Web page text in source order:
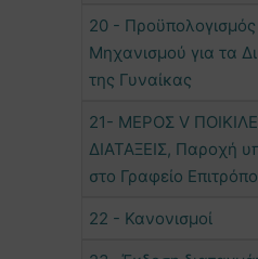
20 - Προϋπολογισμός
Μηχανισμού για τα
της Γυναίκας
21- ΜΕΡΟΣ V
ΔΙΑΤΑΞΕΙΣ, Παροχή
στο Γραφείο
22 - Κανονισμοί